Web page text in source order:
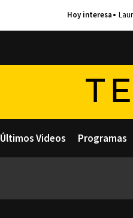
Últimos Videos Programas